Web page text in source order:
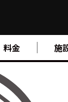
料金 施
いて
サポート